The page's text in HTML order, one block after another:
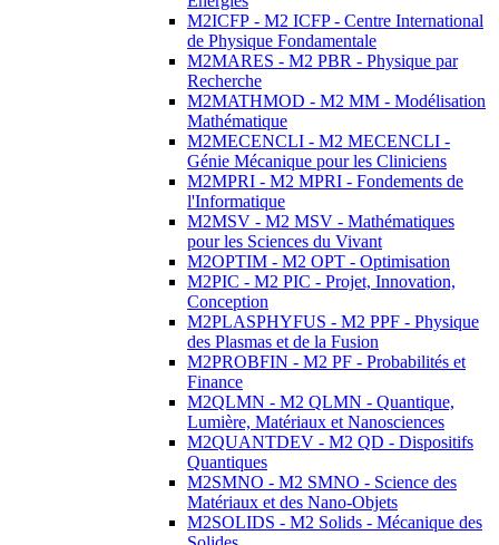
M2ICFP - M2 ICFP - Centre International
de Physique Fondamentale
M2MARES - M2 PBR - Physique par
Recherche
M2MATHMOD - M2 MM - Modélisation
Mathématique
M2MECENCLI - M2 MECENCLI -
Génie Mécanique pour les Cliniciens
M2MPRI - M2 MPRI - Fondements de
l'Informatique
M2MSV - M2 MSV - Mathématiques
pour les Sciences du Vivant
M2OPTIM - M2 OPT - Optimisation
M2PIC - M2 PIC - Projet, Innovation,
Conception
M2PLASPHYFUS - M2 PPF - Physique
des Plasmas et de la Fusion
M2PROBFIN - M2 PF - Probabilités et
Finance
M2QLMN - M2 QLMN - Quantique,
Lumière, Matériaux et Nanosciences
M2QUANTDEV - M2 QD - Dispositifs
Quantiques
M2SMNO - M2 SMNO - Science des
Matériaux et des Nano-Objets
M2SOLIDS - M2 Solids - Mécanique des